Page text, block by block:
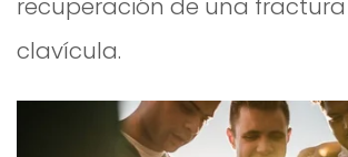
recuperación de una
clavícula.